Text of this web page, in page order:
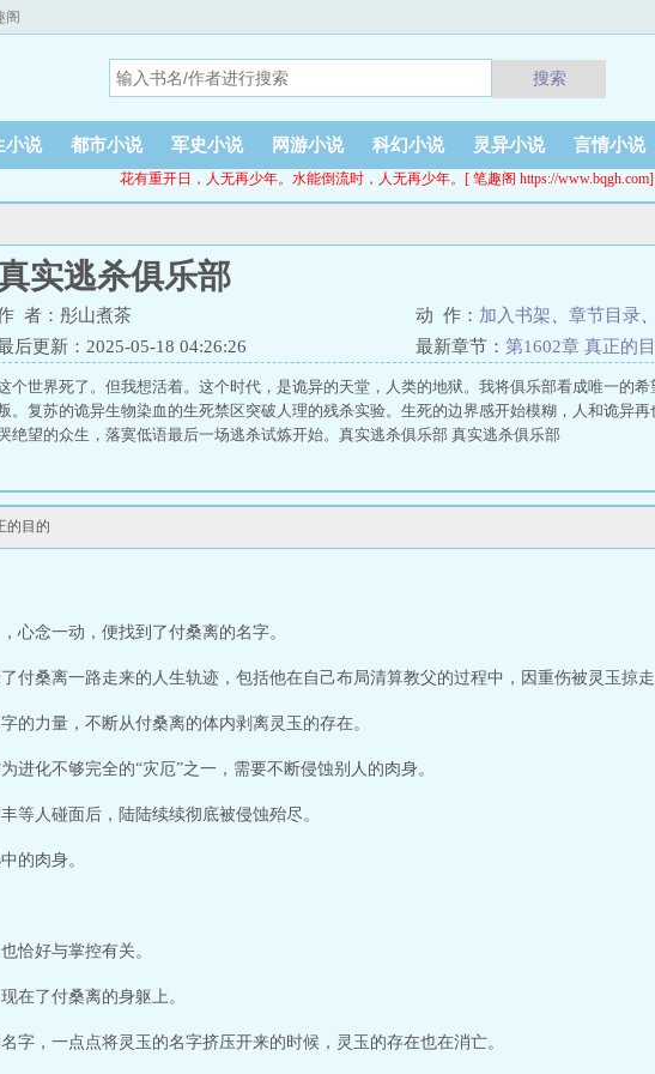
阁
搜索
小说 都市小说 军史小说 网游小说 科幻小说 灵异小说 言情小说
花有重开日，人无再少年。水能倒流时，人无再少年。[ 笔趣阁 https://www.bqgh.com]
实逃杀俱乐部
者：彤山煮茶 动 作： 加入书架 章节目录
后更新：2025-05-18 04:26:26
最新章节： 第1602章 真正的
个世界死了。但我想活着。这个时代，是诡异的天堂，人类的地狱。我将俱乐部看成唯一的
。复苏的诡异生物染血的生死禁区突破人理的残杀实验。生死的边界感开始模糊，人和诡异
绝望的众生，落寞低语最后一场逃杀试炼开始。真实逃杀俱乐部 真实逃杀俱乐部
的目的
心念一动，便找到了付桑离的名字。
付桑离一路走来的人生轨迹，包括他在自己布局清算教父的过程中，因重伤被灵玉掠
的力量，不断从付桑离的体内剥离灵玉的存在。
进化不够完全的“灾厄”之一，需要不断侵蚀别人的肉身。
等人碰面后，陆陆续续彻底被侵蚀殆尽。
的肉身。
恰好与掌控有关。
在了付桑离的身躯上。
字，一点点将灵玉的名字挤压开来的时候，灵玉的存在也在消亡。